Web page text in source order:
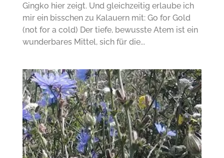
Gingko hier zeigt. Und gleichzeitig erlaube ich
mir ein bisschen zu Kalauern mit: Go for Gold
(not for a cold) Der tiefe, bewusste Atem ist ein
wunderbares Mittel, sich für die...